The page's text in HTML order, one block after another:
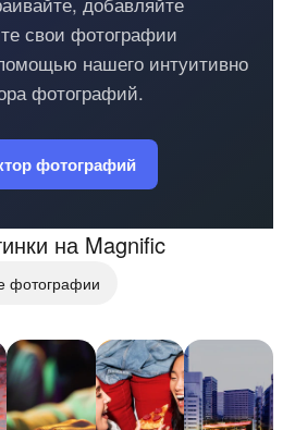
свои фотографии
нашего интуитивно
фотографий.
фотографий
на Magnific
фотографии